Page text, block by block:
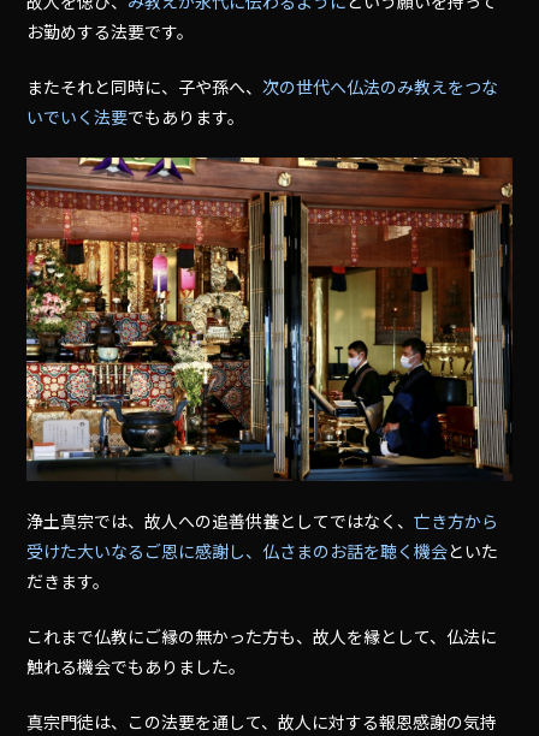
お勤めする法要です。
またそれと同時に、子や孫へ、次の世代へ仏法のみ教えをつな
いでいく法要でもあります。
浄土真宗では、故人への追善供養としてではなく、亡き方から
受けた大いなるご恩に感謝し、仏さまのお話を聴く機会といた
だきます。
これまで仏教にご縁の無かった方も、故人を縁として、仏法に
触れる機会でもありました。
真宗門徒は、この法要を通して、故人に対する報恩感謝の気持